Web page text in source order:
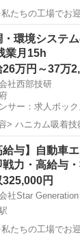
たちの工場でお
最高の品質を保
りとしたサポート
天町駅
・環境システ
業月15h
26万円～37万
社西部技研
サー：求人ボック
> ハニカム吸着
を担当。営業と
行います。 営業
カム吸着技術を...
給与】⾃動⾞
戦力・高給与
325,000円
社Star Generation
たちの工場でお